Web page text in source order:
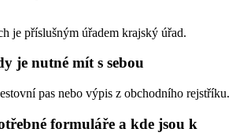
je příslušným úřadem krajský úřad.
je nutné mít s sebou
pas nebo výpis z obchodního rejstříku.
formuláře a kde jsou k